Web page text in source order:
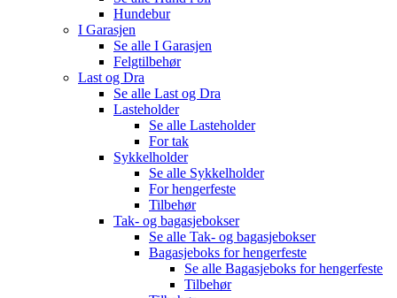
Hundebur
I Garasjen
Se alle I Garasjen
Felgtilbehør
Last og Dra
Se alle Last og Dra
Lasteholder
Se alle Lasteholder
For tak
Sykkelholder
Se alle Sykkelholder
For hengerfeste
Tilbehør
Tak- og bagasjebokser
Se alle Tak- og bagasjebokser
Bagasjeboks for hengerfeste
Se alle Bagasjeboks for hengerfeste
Tilbehør